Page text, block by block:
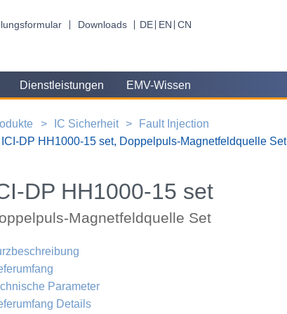
Downloads DE EN CN
Dienstleistungen EMV-Wissen
IC Sicherheit
Fault Injection
ICI-DP HH1000-15 set, Doppelpuls-Magnetfeldquelle Set
DP HH1000-15 set
Magnetfeldquelle Set
Parameter
Details